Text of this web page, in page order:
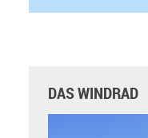
DAS WINDRAD